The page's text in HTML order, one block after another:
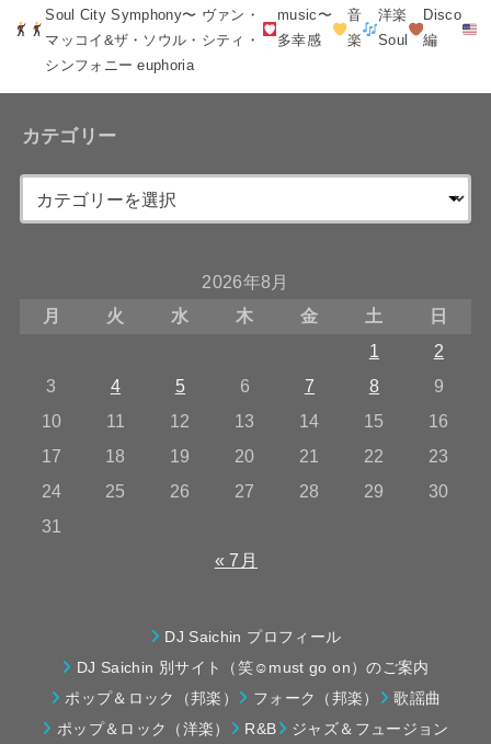
Soul City Symphony〜 ヴァン・
マッコイ&ザ・ソウル・シティ・
シンフォニー euphoria
music〜
多幸感
音
楽
洋楽
Soul
Disco
編
カテゴリー
2026年8月
月
火 水 木 金 土
日
1
2
3
4 5 6 7 8
9
10
11 12 13 14 15
16
17
18 19 20 21 22
23
24
25 26 27 28 29
30
31
« 7月
DJ Saichin プロフィール
DJ Saichin 別サイト（笑☺must go on）のご案内
ポップ＆ロック（邦楽）
フォーク（邦楽）
歌謡曲
ポップ＆ロック（洋楽）
R&B ジャズ＆フュージョン